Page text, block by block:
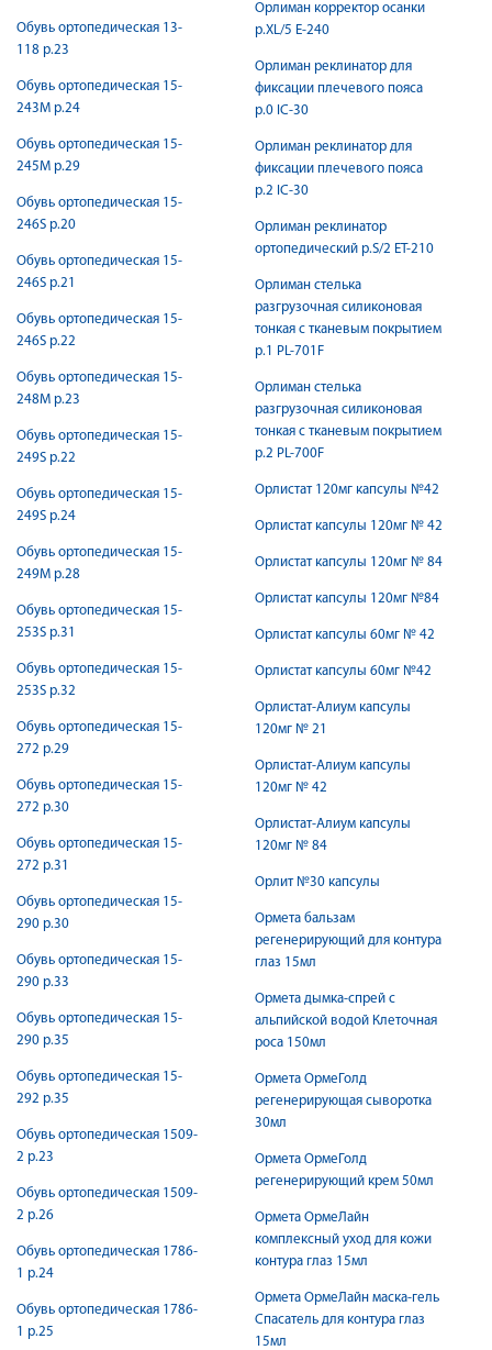
Обувь ортопедическая 13-
118 р.23
Обувь ортопедическая 15-
243М р.24
Обувь ортопедическая 15-
245М р.29
Обувь ортопедическая 15-
246S р.20
Обувь ортопедическая 15-
246S р.21
Обувь ортопедическая 15-
246S р.22
Обувь ортопедическая 15-
248М р.23
Обувь ортопедическая 15-
249S р.22
Обувь ортопедическая 15-
249S р.24
Обувь ортопедическая 15-
249М р.28
Обувь ортопедическая 15-
253S р.31
Обувь ортопедическая 15-
253S р.32
Обувь ортопедическая 15-
272 р.29
Обувь ортопедическая 15-
272 р.30
Обувь ортопедическая 15-
272 р.31
Обувь ортопедическая 15-
290 р.30
Обувь ортопедическая 15-
290 р.33
Обувь ортопедическая 15-
290 р.35
Обувь ортопедическая 15-
292 р.35
Обувь ортопедическая 1509-
2 р.23
Обувь ортопедическая 1509-
2 р.26
Обувь ортопедическая 1786-
1 р.24
Обувь ортопедическая 1786-
1 р.25
Орлиман корректор осанки
р.XL/5 E-240
Орлиман реклинатор для
фиксации плечевого пояса
р.0 IC-30
Орлиман реклинатор для
фиксации плечевого пояса
р.2 IC-30
Орлиман реклинатор
ортопедический р.S/2 ET-210
Орлиман стелька
разгрузочная силиконовая
тонкая с тканевым покрытием
р.1 PL-701F
Орлиман стелька
разгрузочная силиконовая
тонкая с тканевым покрытием
р.2 PL-700F
Орлистат 120мг капсулы №42
Орлистат капсулы 120мг № 42
Орлистат капсулы 120мг № 84
Орлистат капсулы 120мг №84
Орлистат капсулы 60мг № 42
Орлистат капсулы 60мг №42
Орлистат-Алиум капсулы
120мг № 21
Орлистат-Алиум капсулы
120мг № 42
Орлистат-Алиум капсулы
120мг № 84
Орлит №30 капсулы
Ормета бальзам
регенерирующий для контура
глаз 15мл
Ормета дымка-спрей с
альпийской водой Клеточная
роса 150мл
Ормета ОрмеГолд
регенерирующая сыворотка
30мл
Ормета ОрмеГолд
регенерирующий крем 50мл
Ормета ОрмеЛайн
комплексный уход для кожи
контура глаз 15мл
Ормета ОрмеЛайн маска-гель
Спасатель для контура глаз
15мл